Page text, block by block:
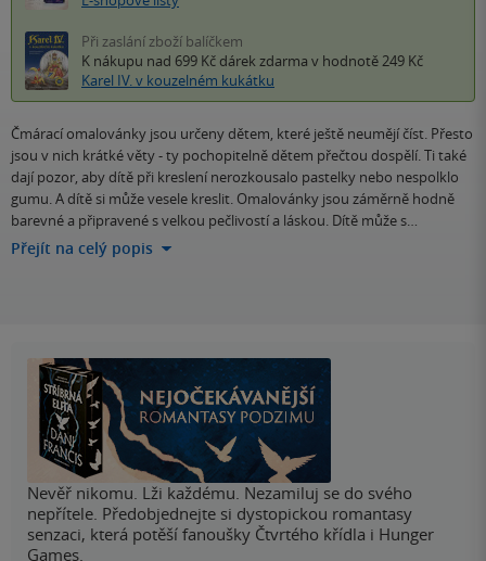
Při zaslání zboží balíčkem
K nákupu nad 699 Kč dárek zdarma v hodnotě 249 Kč
Karel IV. v kouzelném kukátku
Čmárací omalovánky jsou určeny dětem, které ještě neumějí číst. Přesto
jsou v nich krátké věty - ty pochopitelně dětem přečtou dospělí. Ti také
dají pozor, aby dítě při kreslení nerozkousalo pastelky nebo nespolklo
gumu. A dítě si může vesele kreslit. Omalovánky jsou záměrně hodně
barevné a připravené s velkou pečlivostí a láskou. Dítě může s…
Přejít na celý popis
Nevěř nikomu. Lži každému. Nezamiluj se do svého
nepřítele. Předobjednejte si dystopickou romantasy
senzaci, která potěší fanoušky Čtvrtého křídla i Hunger
Games.